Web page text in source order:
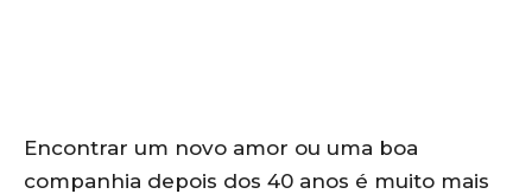
Encontrar um novo amor ou uma boa
companhia depois dos 40 anos é muito mais